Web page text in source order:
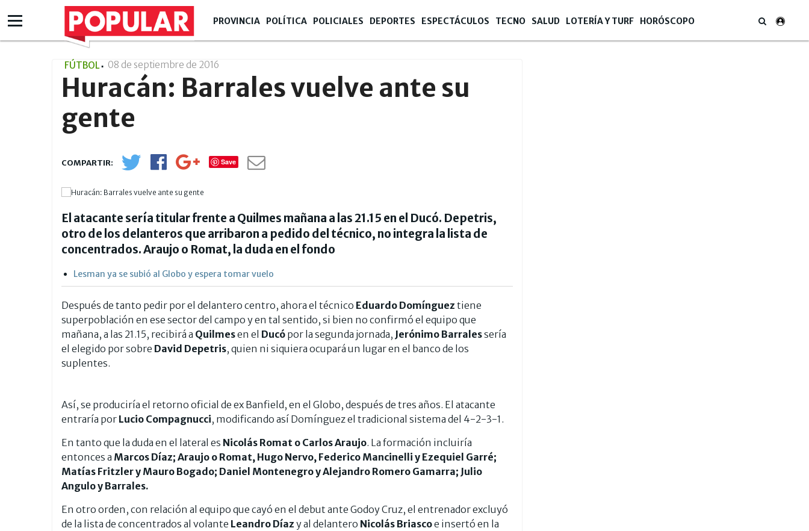
PROVINCIA POLÍTICA POLICIALES DEPORTES ESPECTÁCULOS TECNO SALUD LOTERÍA Y TURF HORÓSCOPO
FÚTBOL 08 de septiembre de 2016
Huracán: Barrales vuelve ante su
gente
Save
El atacante sería titular frente a Quilmes mañana a las 21.15 en el Ducó. Depetris,
otro de los delanteros que arribaron a pedido del técnico, no integra la lista de
concentrados. Araujo o Romat, la duda en el fondo
Lesman ya se subió al Globo y espera tomar vuelo
Después de tanto pedir por el delantero centro, ahora el técnico Eduardo Domíngueztiene
superpoblación en ese sector del campo y en tal sentido, si bien no confirmó el equipo que
mañana, a las 21.15, recibirá a Quilmesen el Ducó por la segunda jornada, Jerónimo Barralessería
el elegido por sobre David Depetris, quien ni siquiera ocupará un lugar en el banco de los
suplentes.
Así, se produciría el retorno oficial de ex Banfield, en el Globo, después de tres años. El atacante
entraría por Lucio Compagnucci, modificando así Domínguez el tradicional sistema del 4-2-3-1.
En tanto que la duda en el lateral es Nicolás Romat o Carlos Araujo. La formación incluiría
entonces a Marcos Díaz; Araujo o Romat, Hugo Nervo, Federico Mancinelli y Ezequiel Garré;
Matías Fritzler y Mauro Bogado; Daniel Montenegro y Alejandro Romero Gamarra; Julio
Angulo y Barrales.
En otro orden, con relación al equipo que cayó en el debut ante Godoy Cruz, el entrenador excluyó
de la lista de concentrados al volante Leandro Díazy al delantero Nicolás Briascoe insertó en la